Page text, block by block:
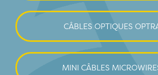
CÂBLES OPTIQUES
MINI CÂBLES